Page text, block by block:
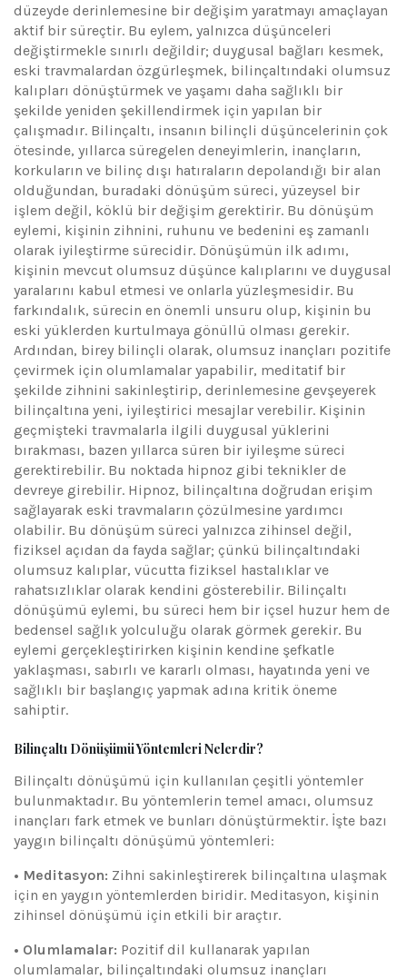
düzeyde derinlemesine bir değişim yaratmayı amaçlayan
aktif bir süreçtir. Bu eylem, yalnızca düşünceleri
değiştirmekle sınırlı değildir; duygusal bağları kesmek,
eski travmalardan özgürleşmek, bilinçaltındaki olumsuz
kalıpları dönüştürmek ve yaşamı daha sağlıklı bir
şekilde yeniden şekillendirmek için yapılan bir
çalışmadır. Bilinçaltı, insanın bilinçli düşüncelerinin çok
ötesinde, yıllarca süregelen deneyimlerin, inançların,
korkuların ve bilinç dışı hatıraların depolandığı bir alan
olduğundan, buradaki dönüşüm süreci, yüzeysel bir
işlem değil, köklü bir değişim gerektirir. Bu dönüşüm
eylemi, kişinin zihnini, ruhunu ve bedenini eş zamanlı
olarak iyileştirme sürecidir. Dönüşümün ilk adımı,
kişinin mevcut olumsuz düşünce kalıplarını ve duygusal
yaralarını kabul etmesi ve onlarla yüzleşmesidir. Bu
farkındalık, sürecin en önemli unsuru olup, kişinin bu
eski yüklerden kurtulmaya gönüllü olması gerekir.
Ardından, birey bilinçli olarak, olumsuz inançları pozitife
çevirmek için olumlamalar yapabilir, meditatif bir
şekilde zihnini sakinleştirip, derinlemesine gevşeyerek
bilinçaltına yeni, iyileştirici mesajlar verebilir. Kişinin
geçmişteki travmalarla ilgili duygusal yüklerini
bırakması, bazen yıllarca süren bir iyileşme süreci
gerektirebilir. Bu noktada hipnoz gibi teknikler de
devreye girebilir. Hipnoz, bilinçaltına doğrudan erişim
sağlayarak eski travmaların çözülmesine yardımcı
olabilir. Bu dönüşüm süreci yalnızca zihinsel değil,
fiziksel açıdan da fayda sağlar; çünkü bilinçaltındaki
olumsuz kalıplar, vücutta fiziksel hastalıklar ve
rahatsızlıklar olarak kendini gösterebilir. Bilinçaltı
dönüşümü eylemi, bu süreci hem bir içsel huzur hem de
bedensel sağlık yolculuğu olarak görmek gerekir. Bu
eylemi gerçekleştirirken kişinin kendine şefkatle
yaklaşması, sabırlı ve kararlı olması, hayatında yeni ve
sağlıklı bir başlangıç yapmak adına kritik öneme
sahiptir.
Bilinçaltı Dönüşümü Yöntemleri Nelerdir?
Bilinçaltı dönüşümü için kullanılan çeşitli yöntemler
bulunmaktadır. Bu yöntemlerin temel amacı, olumsuz
inançları fark etmek ve bunları dönüştürmektir. İşte bazı
yaygın bilinçaltı dönüşümü yöntemleri:
• Meditasyon: Zihni sakinleştirerek bilinçaltına ulaşmak
için en yaygın yöntemlerden biridir. Meditasyon, kişinin
zihinsel dönüşümü için etkili bir araçtır.
• Olumlamalar: Pozitif dil kullanarak yapılan
olumlamalar, bilinçaltındaki olumsuz inançları